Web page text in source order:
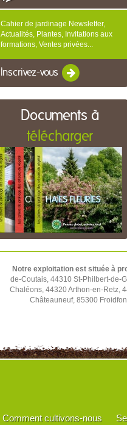
Cahier de jardinage Newsletter,
Actualités, Plantes, Invitations aux
formations, Ventes privées...
Inscrivez-vous
Documents à
télécharger
Notre exploitation est située à
de-Coutais, 44310 St-Philbert-de-
Chaléons, 44320 Arthon-en-Retz,
Châteauneuf, 85300
Comment cultivons-nous